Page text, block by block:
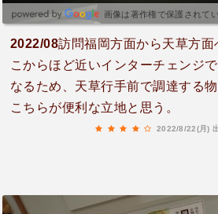
画像は著作権で保護されて
2022/08訪問福岡方面から天草方面
こからほど近いインターチェンジ
なるため、天草行手前で調達する
こちらが便利な立地と思う。
2022/8/22(月)